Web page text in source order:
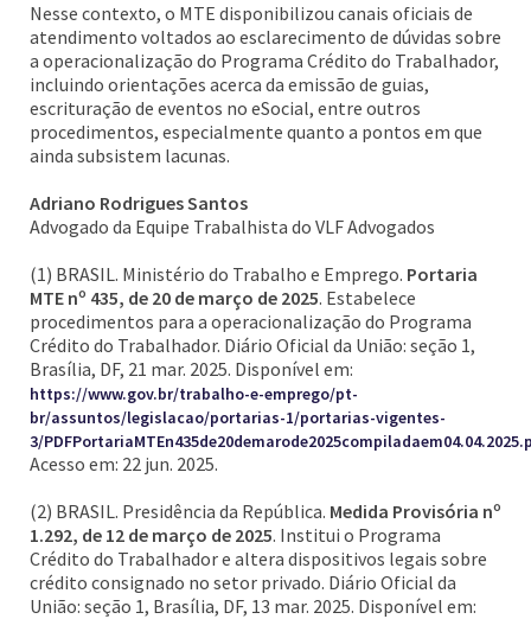
Nesse contexto, o MTE disponibilizou canais oficiais de
atendimento voltados ao esclarecimento de dúvidas sobre
a operacionalização do Programa Crédito do Trabalhador,
incluindo orientações acerca da emissão de guias,
escrituração de eventos no eSocial, entre outros
procedimentos, especialmente quanto a pontos em que
ainda subsistem lacunas.
Adriano Rodrigues Santos
Advogado da Equipe Trabalhista do VLF Advogados
(1) BRASIL. Ministério do Trabalho e Emprego. Portaria
MTE nº 435, de 20 de março de 2025. Estabelece
procedimentos para a operacionalização do Programa
Crédito do Trabalhador. Diário Oficial da União: seção 1,
Brasília, DF, 21 mar. 2025. Disponível em:
https://www.gov.br/trabalho-e-emprego/pt-
br/assuntos/legislacao/portarias-1/portarias-vigentes-
3/
Acesso em: 22 jun. 2025.
(2) BRASIL. Presidência da República. Medida Provisória nº
1.292, de 12 de março de 2025. Institui o Programa
Crédito do Trabalhador e altera dispositivos legais sobre
crédito consignado no setor privado. Diário Oficial da
União: seção 1, Brasília, DF, 13 mar. 2025. Disponível em: